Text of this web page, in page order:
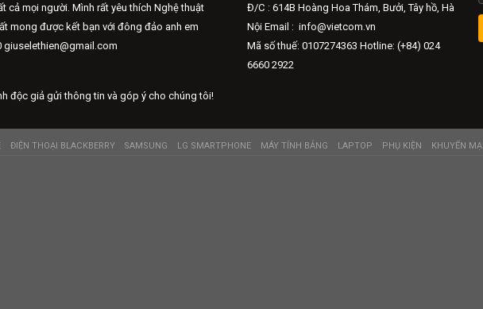
cả mọi người. Mình rất yêu thích Nghệ thuật
mong được kết bạn với đông đảo anh em
giuselethien@gmail.com
độc giả gửi thông tin và góp ý cho chúng tôi!
Đ/C : 614B Hoàng Hoa Thám, Bưởi, Tây hồ, Hà
Nội Email : info@vietcom.vn
Mã số thuế: 0107274363 Hotline: (+84) 024
6660 2922
ĐIỆN THOẠI BLACKBERRY SAMSUNG LG SMARTPHONE MÁY TÍNH BẢNG LAPTOP PHỤ KIỆN KHUYẾN MẠI